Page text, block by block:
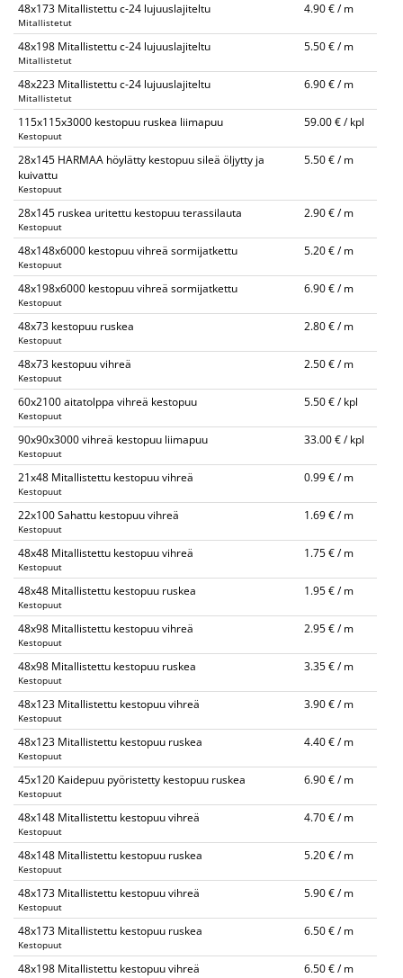
48x173 Mitallistettu c-24 lujuuslajiteltu
Mitallistetut
4.90 € / m
48x198 Mitallistettu c-24 lujuuslajiteltu
Mitallistetut
5.50 € / m
48x223 Mitallistettu c-24 lujuuslajiteltu
Mitallistetut
6.90 € / m
115x115x3000 kestopuu ruskea liimapuu
Kestopuut
59.00 € / kpl
28x145 HARMAA höylätty kestopuu sileä öljytty ja
kuivattu
Kestopuut
5.50 € / m
28x145 ruskea uritettu kestopuu terassilauta
Kestopuut
2.90 € / m
48x148x6000 kestopuu vihreä sormijatkettu
Kestopuut
5.20 € / m
48x198x6000 kestopuu vihreä sormijatkettu
Kestopuut
6.90 € / m
48x73 kestopuu ruskea
Kestopuut
2.80 € / m
48x73 kestopuu vihreä
Kestopuut
2.50 € / m
60x2100 aitatolppa vihreä kestopuu
Kestopuut
5.50 € / kpl
90x90x3000 vihreä kestopuu liimapuu
Kestopuut
33.00 € / kpl
21x48 Mitallistettu kestopuu vihreä
Kestopuut
0.99 € / m
22x100 Sahattu kestopuu vihreä
Kestopuut
1.69 € / m
48x48 Mitallistettu kestopuu vihreä
Kestopuut
1.75 € / m
48x48 Mitallistettu kestopuu ruskea
Kestopuut
1.95 € / m
48x98 Mitallistettu kestopuu vihreä
Kestopuut
2.95 € / m
48x98 Mitallistettu kestopuu ruskea
Kestopuut
3.35 € / m
48x123 Mitallistettu kestopuu vihreä
Kestopuut
3.90 € / m
48x123 Mitallistettu kestopuu ruskea
Kestopuut
4.40 € / m
45x120 Kaidepuu pyöristetty kestopuu ruskea
Kestopuut
6.90 € / m
48x148 Mitallistettu kestopuu vihreä
Kestopuut
4.70 € / m
48x148 Mitallistettu kestopuu ruskea
Kestopuut
5.20 € / m
48x173 Mitallistettu kestopuu vihreä
Kestopuut
5.90 € / m
48x173 Mitallistettu kestopuu ruskea
Kestopuut
6.50 € / m
48x198 Mitallistettu kestopuu vihreä 6.50 € / m